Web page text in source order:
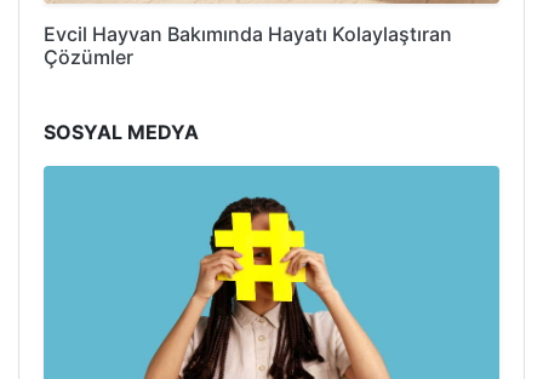
Evcil Hayvan Bakımında Hayatı Kolaylaştıran
Çözümler
SOSYAL MEDYA